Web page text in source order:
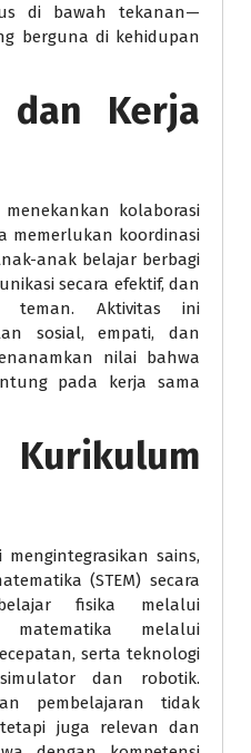
di bawah tekanan—
berguna di kehidupan
dan Kerja
kolaborasi
memerlukan koordinasi
anak belajar berbagi
secara efektif, dan
teman. Aktivitas ini
sosial, empati, dan
nilai bahwa
pada kerja sama
sains,
(STEM) secara
fisika melalui
matematika melalui
serta teknologi
dan robotik.
pembelajaran tidak
juga relevan dan